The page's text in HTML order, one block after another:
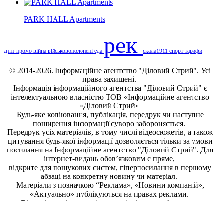
PARK HALL Apartments
дтп промо війна військовополонені еда рек скала1911 спорт тарифи
© 2014-2026. Інформаційне агентство "Діловий Стрий". Усі
права захищені.
Інформація інформаційного агентства "Діловий Стрий" є
інтелектуальною власністю ТОВ «Інформаційне агентство
«Діловий Стрий»
Будь-яке копiювання, публiкацiя, передрук чи наступне
поширення iнформацiї суворо забороняється.
Передрук усіх матеріалів, в тому числі відеосюжетів, а також
цитування будь-якої інформації дозволяється тільки за умови
посилання на Інформаційне агентство "Діловий Стрий". Для
інтернет-видань обов’язковим є пряме,
відкрите для пошукових систем, гіперпосилання в першому
абзаці на конкретну новину чи матеріал.
Матеріали з позначкою “Реклама», «Новини компаній»,
«Актуально» публікуються на правах реклами.